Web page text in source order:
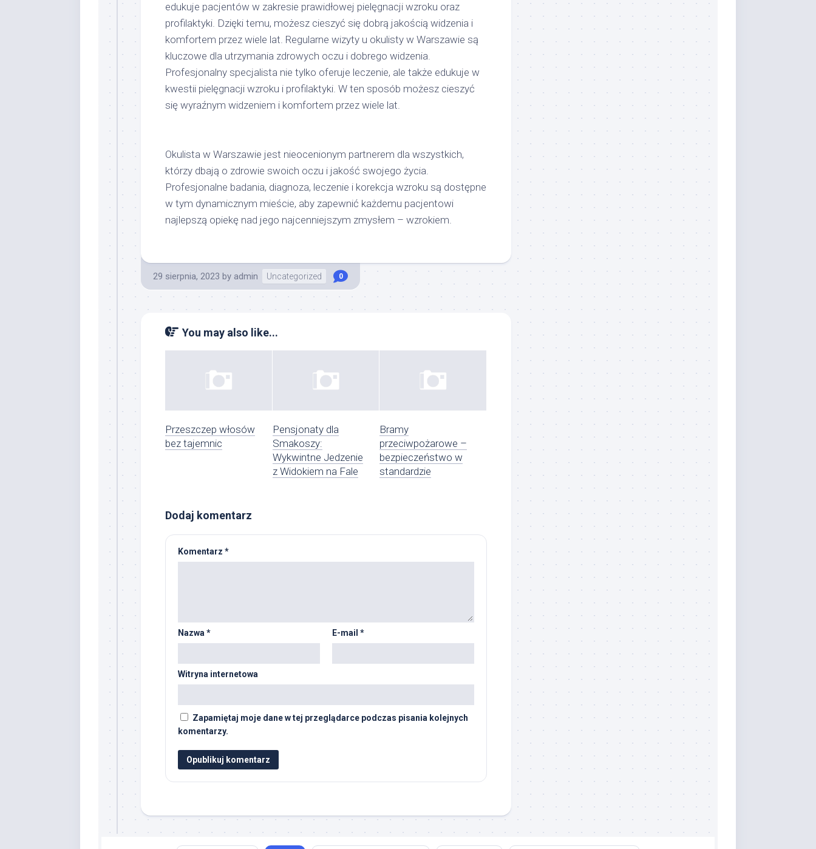
edukuje pacjentów w zakresie prawidłowej pielęgnacji wzroku oraz
profilaktyki. Dzięki temu, możesz cieszyć się dobrą jakością widzenia i
komfortem przez wiele lat. Regularne wizyty u okulisty w Warszawie są
kluczowe dla utrzymania zdrowych oczu i dobrego widzenia.
Profesjonalny specjalista nie tylko oferuje leczenie, ale także edukuje w
kwestii pielęgnacji wzroku i profilaktyki. W ten sposób możesz cieszyć
się wyraźnym widzeniem i komfortem przez wiele lat.
Okulista w Warszawie jest nieocenionym partnerem dla wszystkich,
którzy dbają o zdrowie swoich oczu i jakość swojego życia.
Profesjonalne badania, diagnoza, leczenie i korekcja wzroku są dostępne
w tym dynamicznym mieście, aby zapewnić każdemu pacjentowi
najlepszą opiekę nad jego najcenniejszym zmysłem – wzrokiem.
29 sierpnia, 2023 by admin Uncategorized 0
You may also like...
Przeszczep włosów
bez tajemnic
Pensjonaty dla
Smakoszy:
Wykwintne Jedzenie
z Widokiem na Fale
Bramy
przeciwpożarowe –
bezpieczeństwo w
standardzie
Dodaj komentarz
Komentarz *
Nazwa * E-mail *
Witryna internetowa
Zapamiętaj moje dane w tej przeglądarce podczas pisania kolejnych
komentarzy.